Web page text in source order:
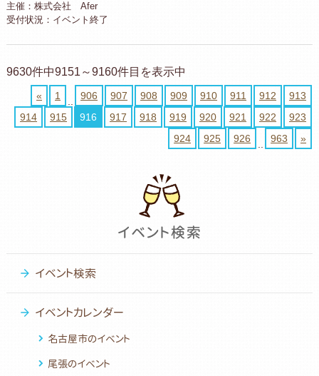
主催：株式会社 Afer
受付状況：イベント終了
9630件中9151～9160件目を表示中
« 1 906 907 908 909 910 911 912
913
914
915 916 917 918 919 920 921 922
923
924
925 926 963 »
イベント検索
イベントカレンダー
名古屋市のイベント
尾張のイベント